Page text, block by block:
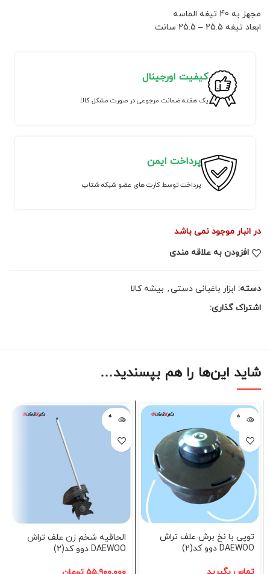
مجهز به 40 تیغه الماسه
ابعاد تیغه 25.5 – 25.5 سانت
کیفیت اورجینال
یک هفته ضمانت مرجوعی در صورت مشکل کالا
پرداخت ایمن
پرداخت توسط کارت های عضو شبکه شتاب
در انبار موجود نمی باشد
افزودن به علاقه مندی
دسته: ابزار باغبانی دستی, بیشه کالا
اشتراک گذاری:
شاید این‌ها را هم بپسندید…
فروخته
شده
توپی با نخ برش علف تراش
DAEWOO دوو کد(2)
فروخته
شده
الحاقیه شخم زن علف تراش
DAEWOO دوو کد(2)